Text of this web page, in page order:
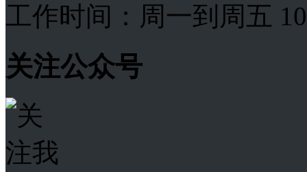
工作时间：周一到周五
关注公众号